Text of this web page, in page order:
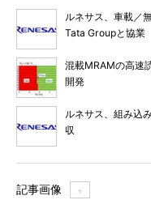
ルネサス、車載／
Tata Groupと協業
混載MRAMの高速
開発
ルネサス、組み込
収
記事画像 ＋